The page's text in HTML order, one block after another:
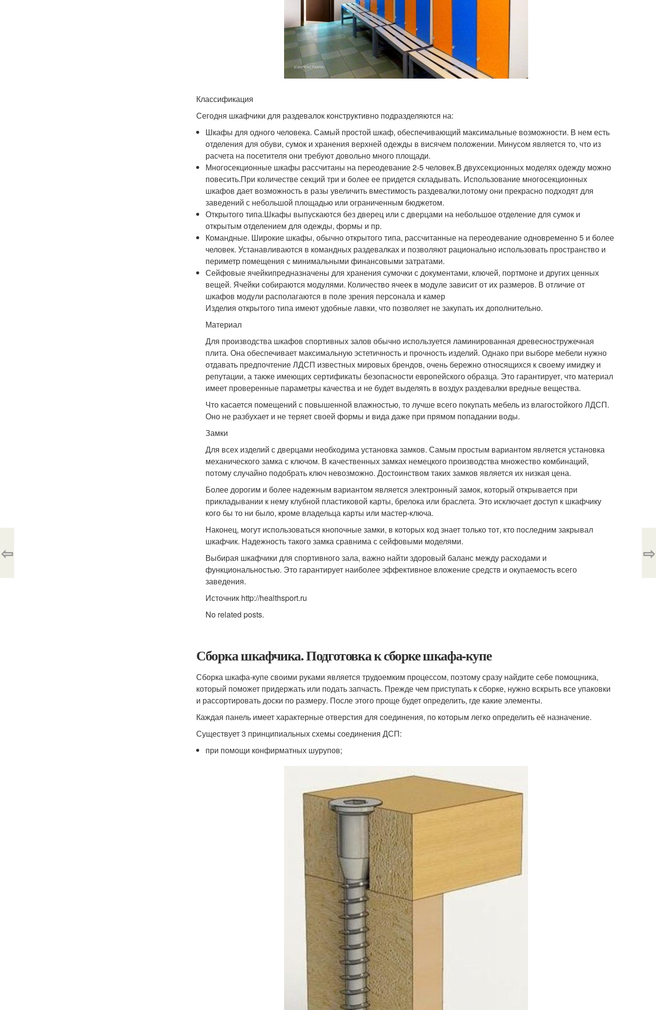
Классификация
Сегодня шкафчики для раздевалок конструктивно подразделяются на:
Шкафы для одного человека. Самый простой шкаф, обеспечивающий максимальные возможности. В нем есть
отделения для обуви, сумок и хранения верхней одежды в висячем положении. Минусом является то, что из
расчета на посетителя они требуют довольно много площади.
Многосекционные шкафы рассчитаны на переодевание 2-5 человек.В двухсекционных моделях одежду можно
повесить.При количестве секций три и более ее придется складывать. Использование многосекционных
шкафов дает возможность в разы увеличить вместимость раздевалки,потому они прекрасно подходят для
заведений с небольшой площадью или ограниченным бюджетом.
Открытого типа.Шкафы выпускаются без дверец или с дверцами на небольшое отделение для сумок и
открытым отделением для одежды, формы и пр.
Командные. Широкие шкафы, обычно открытого типа, рассчитанные на переодевание одновременно 5 и более
человек. Устанавливаются в командных раздевалках и позволяют рационально использовать пространство и
периметр помещения с минимальными финансовыми затратами.
Сейфовые ячейкипредназначены для хранения сумочки с документами, ключей, портмоне и других ценных
вещей. Ячейки собираются модулями. Количество ячеек в модуле зависит от их размеров. В отличие от
шкафов модули располагаются в поле зрения персонала и камер
Изделия открытого типа имеют удобные лавки, что позволяет не закупать их дополнительно.
Материал
Для производства шкафов спортивных залов обычно используется ламинированная древесностружечная
плита. Она обеспечивает максимальную эстетичность и прочность изделий. Однако при выборе мебели нужно
отдавать предпочтение ЛДСП известных мировых брендов, очень бережно относящихся к своему имиджу и
репутации, а также имеющих сертификаты безопасности европейского образца. Это гарантирует, что материал
имеет проверенные параметры качества и не будет выделять в воздух раздевалки вредные вещества.
Что касается помещений с повышенной влажностью, то лучше всего покупать мебель из влагостойкого ЛДСП.
Оно не разбухает и не теряет своей формы и вида даже при прямом попадании воды.
Замки
Для всех изделий с дверцами необходима установка замков. Самым простым вариантом является установка
механического замка с ключом. В качественных замках немецкого производства множество комбинаций,
потому случайно подобрать ключ невозможно. Достоинством таких замков является их низкая цена.
Более дорогим и более надежным вариантом является электронный замок, который открывается при
прикладывании к нему клубной пластиковой карты, брелока или браслета. Это исключает доступ к шкафчику
кого бы то ни было, кроме владельца карты или мастер-ключа.
Наконец, могут использоваться кнопочные замки, в которых код знает только тот, кто последним закрывал
шкафчик. Надежность такого замка сравнима с сейфовыми моделями.
Выбирая шкафчики для спортивного зала, важно найти здоровый баланс между расходами и
функциональностью. Это гарантирует наиболее эффективное вложение средств и окупаемость всего
заведения.
Источник http://healthsport.ru
No related posts.
Сборка шкафчика. Подготовка к сборке шкафа-купе
Сборка шкафа-купе своими руками является трудоемким процессом, поэтому сразу найдите себе помощника,
который поможет придержать или подать запчасть. Прежде чем приступать к сборке, нужно вскрыть все упаковки
и рассортировать доски по размеру. После этого проще будет определить, где какие элементы.
Каждая панель имеет характерные отверстия для соединения, по которым легко определить её назначение.
Существует 3 принципиальных схемы соединения ДСП:
при помощи конфирматных шурупов;
⇦ ⇨